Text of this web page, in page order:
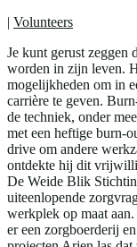
| Volunteers
Je kunt gerust
worden in zijn leven.
mogelijkheden om in
carrière te geven.
de techniek, onder
met een heftige burn-
drive om andere
ontdekte hij dit
De Weide Blik
uiteenlopende
werkplek op maat
er een zorgboerderij